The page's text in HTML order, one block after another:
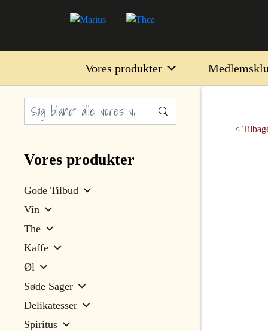
Vores produkter
Vores produkter
Gode Tilbud
Vin
The
Kaffe
Øl
Søde Sager
Delikatesser
Spiritus
<